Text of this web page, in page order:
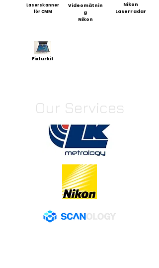
Laserskanner
för CMM
Fixturkit
Videomätnin
g
Nikon
Nikon
Laserradar
Our Services